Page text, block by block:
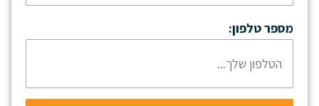
מספר טלפון: